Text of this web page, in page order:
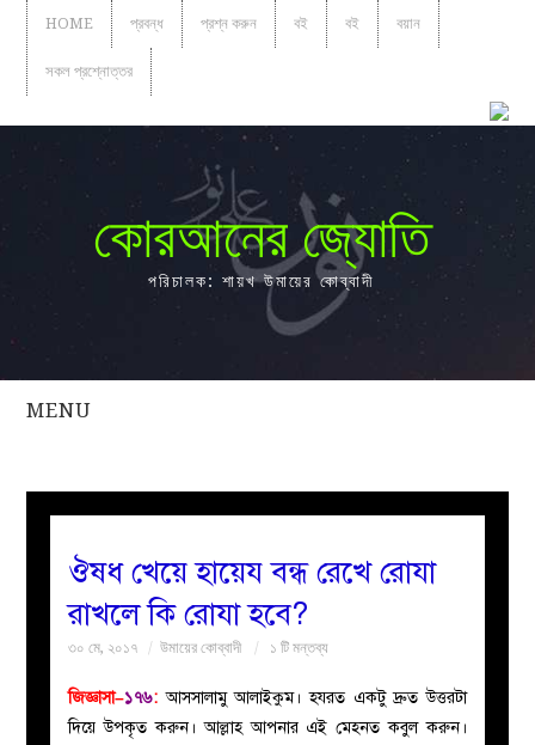
HOME প্রবন্ধ প্রশ্ন করুন বই বই বয়ান
সকল প্রশ্নোত্তর
কোরআনের জ্যোতি
পরিচালক: শায়খ উমায়ের কোব্বাদী
MENU
সকল
নারীদের
পাতা
ঔষধ খেয়ে হায়েয বন্ধ রেখে রোযা
রাখলে কি রোযা হবে?
৩০ মে, ২০১৭ উমায়ের কোব্বাদী ১ টি মন্তব্য
জিজ্ঞাসা–১৭৬: আসসালামু আলাইকুম। হযরত একটু দ্রুত উত্তরটা
দিয়ে উপকৃত করুন। আল্লাহ আপনার এই মেহনত কবুল করুন।